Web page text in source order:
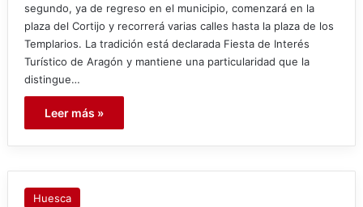
segundo, ya de regreso en el municipio, comenzará en la
plaza del Cortijo y recorrerá varias calles hasta la plaza de los
Templarios. La tradición está declarada Fiesta de Interés
Turístico de Aragón y mantiene una particularidad que la
distingue…
Leer más »
Huesca